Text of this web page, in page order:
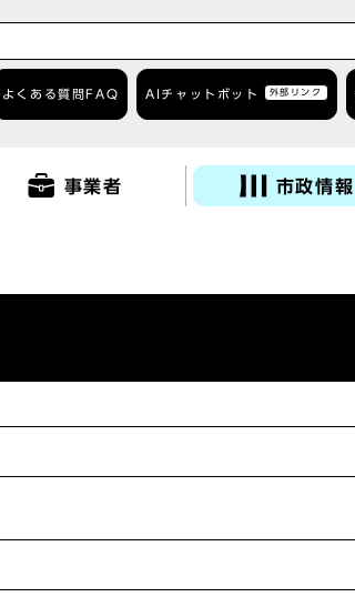
よくある質問 FAQ AIチャットボット 外部リンク
事業者 市政情報